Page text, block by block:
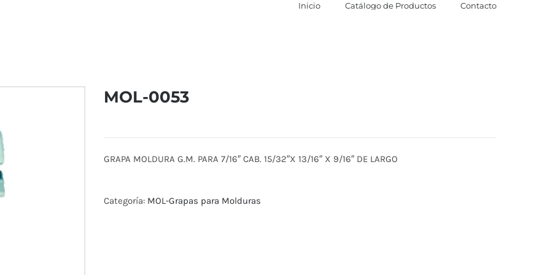
Inicio Catálogo de Productos Contacto
MOL-0053
GRAPA MOLDURA G.M. PARA 7/16″ CAB. 15/32″X 13/16″ X 9/16″ DE LARGO
Categoría: MOL-Grapas para Molduras